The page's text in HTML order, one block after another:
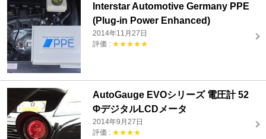
Interstar Automotive Germany PPE
(Plug-in Power Enhanced)
2014年11月27日
評価 : ★★★★★
AutoGauge EVOシリーズ 電圧計 52
ΦデジタルLCDメータ
2014年9月27日
評価 : ★★★★